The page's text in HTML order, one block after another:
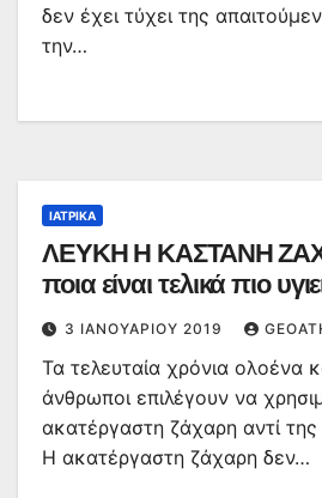
δεν έχει τύχει της
την…
ΙΑΤΡΙΚΆ
ΛΕΥΚΗ Η ΚΑΣΤΑΝΗ
ποια είναι τελικά πιο
3 ΙΑΝΟΥΑΡΊΟΥ 2019
Τα τελευταία χρόνια ολοένα
άνθρωποι επιλέγουν να
ακατέργαστη ζάχαρη αντί
Η ακατέργαστη ζάχαρη δεν…